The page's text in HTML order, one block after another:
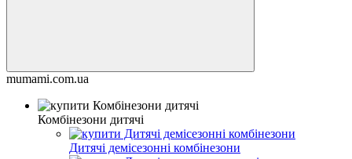
mumami.com.ua
Комбінезони дитячі
Дитячі демісезонні комбінезони